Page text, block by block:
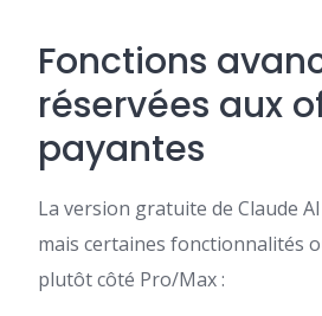
Fonctions
réservées aux
payantes
La version gratuite de Claude
mais certaines fonctionnalités
plutôt côté Pro/Max :